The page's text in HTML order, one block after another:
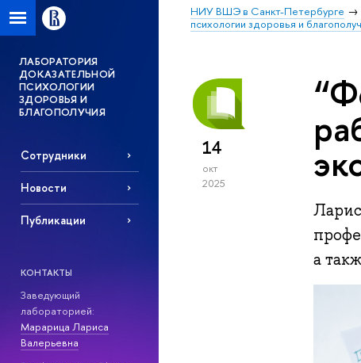
НИУ ВШЭ в Санкт-Петербурге
психологии здоровья и
ЛАБОРАТОРИЯ
ДОКАЗАТЕЛЬНОЙ
ПСИХОЛОГИИ
ЗДОРОВЬЯ И
БЛАГОПОЛУЧИЯ
Сотрудники
Новости
Публикации
КОНТАКТЫ
Заведующий
лабораторией:
Марарица Лариса
Валерьевна
14
окт
2025
а